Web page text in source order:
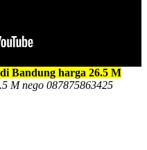
Bandung harga 26.5 M
M nego 087875863425